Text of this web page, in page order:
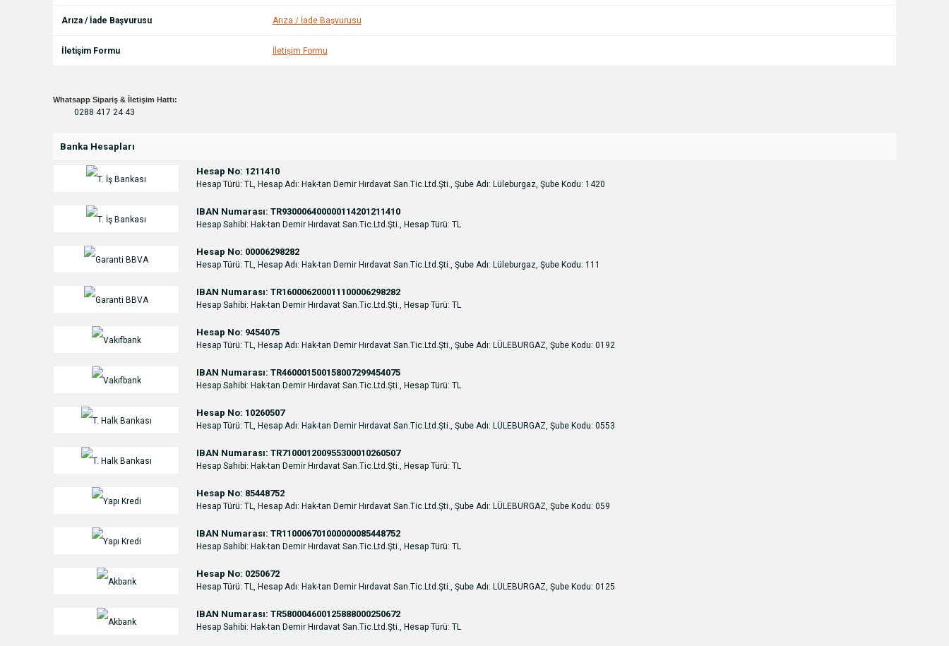
Arıza / İade Başvurusu Arıza / İade Başvurusu
İletişim Formu İletişim Formu
Whatsapp Sipariş & İletişim Hattı:
0288 417 24 43
Banka Hesapları
Hesap No: 1211410
Hesap Türü: TL, Hesap Adı: Hak-tan Demir Hırdavat San.Tic.Ltd.Şti., Şube Adı: Lüleburgaz, Şube Kodu: 1420
IBAN Numarası: TR930006400000114201211410
Hesap Sahibi: Hak-tan Demir Hırdavat San.Tic.Ltd.Şti., Hesap Türü: TL
Hesap No: 00006298282
Hesap Türü: TL, Hesap Adı: Hak-tan Demir Hırdavat San.Tic.Ltd.Şti., Şube Adı: Lüleburgaz, Şube Kodu: 111
IBAN Numarası: TR160006200011100006298282
Hesap Sahibi: Hak-tan Demir Hırdavat San.Tic.Ltd.Şti., Hesap Türü: TL
Hesap No: 9454075
Hesap Türü: TL, Hesap Adı: Hak-tan Demir Hırdavat San.Tic.Ltd.Şti., Şube Adı: LÜLEBURGAZ, Şube Kodu: 0192
IBAN Numarası: TR460001500158007299454075
Hesap Sahibi: Hak-tan Demir Hırdavat San.Tic.Ltd.Şti., Hesap Türü: TL
Hesap No: 10260507
Hesap Türü: TL, Hesap Adı: Hak-tan Demir Hırdavat San.Tic.Ltd.Şti., Şube Adı: LÜLEBURGAZ, Şube Kodu: 0553
IBAN Numarası: TR710001200955300010260507
Hesap Sahibi: Hak-tan Demir Hırdavat San.Tic.Ltd.Şti., Hesap Türü: TL
Hesap No: 85448752
Hesap Türü: TL, Hesap Adı: Hak-tan Demir Hırdavat San.Tic.Ltd.Şti., Şube Adı: LÜLEBURGAZ, Şube Kodu: 059
IBAN Numarası: TR110006701000000085448752
Hesap Sahibi: Hak-tan Demir Hırdavat San.Tic.Ltd.Şti., Hesap Türü: TL
Hesap No: 0250672
Hesap Türü: TL, Hesap Adı: Hak-tan Demir Hırdavat San.Tic.Ltd.Şti., Şube Adı: LÜLEBURGAZ, Şube Kodu: 0125
IBAN Numarası: TR580004600125888000250672
Hesap Sahibi: Hak-tan Demir Hırdavat San.Tic.Ltd.Şti., Hesap Türü: TL